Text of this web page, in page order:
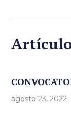
agosto 23, 2022